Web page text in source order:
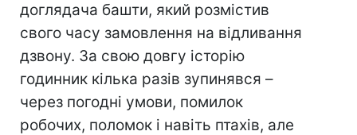
доглядача башти, який розмістив
свого часу замовлення на відливання
дзвону. За свою довгу історію
годинник кілька разів зупинявся –
через погодні умови, помилок
робочих, поломок і навіть птахів, але